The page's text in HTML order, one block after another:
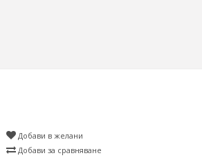
Добави в желани
Добави за сравняване